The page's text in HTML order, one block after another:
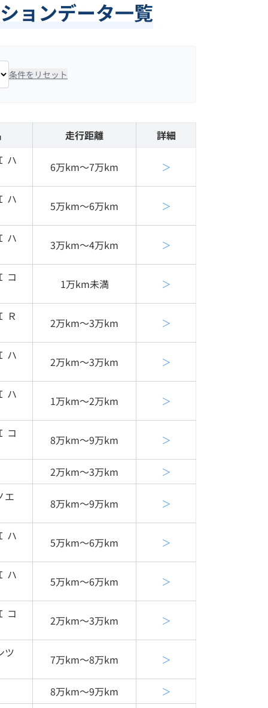
ョンデータ一覧
条件をリセット
走行距離
詳細
ハ
6万km〜7万km ＞
ハ 5万km〜6万km ＞
ハ 3万km〜4万km ＞
コ 1万km未満 ＞
Ｒ 2万km〜3万km ＞
ハ 2万km〜3万km ＞
ハ 1万km〜2万km ＞
コ 8万km〜9万km ＞
2万km〜3万km
＞
エ
8万km〜9万km ＞
ハ 5万km〜6万km ＞
ハ 5万km〜6万km ＞
コ 2万km〜3万km ＞
ツ 7万km〜8万km ＞
8万km〜9万km
＞